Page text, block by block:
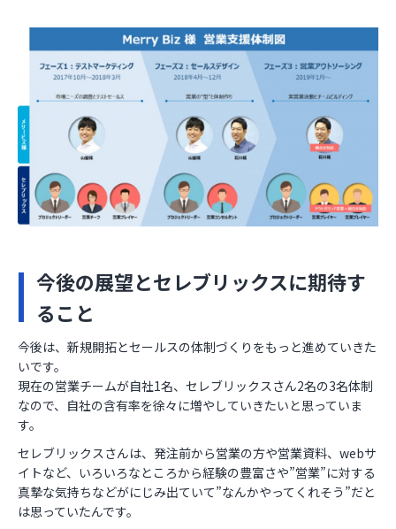
今後の展望とセレブリックスに期待す
ること
今後は、新規開拓とセールスの体制づくりをもっと進めていきた
いです。
現在の営業チームが自社1名、セレブリックスさん2名の3名体制
なので、自社の含有率を徐々に増やしていきたいと思っていま
す。
セレブリックスさんは、発注前から営業の方や営業資料、webサ
イトなど、いろいろなところから経験の豊富さや”営業”に対する
真摯な気持ちなどがにじみ出ていて”なんかやってくれそう”だと
は思っていたんです。